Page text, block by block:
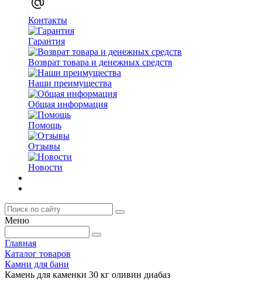
Контакты
Гарантия
Возврат товара и денежных средств
Наши преимущества
Общая информация
Помощь
Отзывы
Новости
Меню
Главная
Каталог товаров
Камни для бани
Камень для каменки 30 кг оливин диабаз